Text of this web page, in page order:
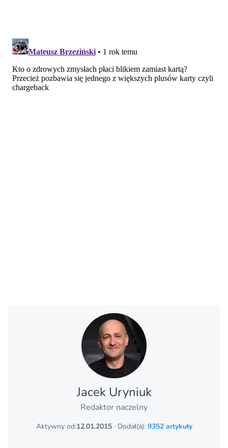
Jacek Uryniuk
Redaktor naczelny
Aktywny od:12.01.2015· Dodał(a): 9352 artykuły